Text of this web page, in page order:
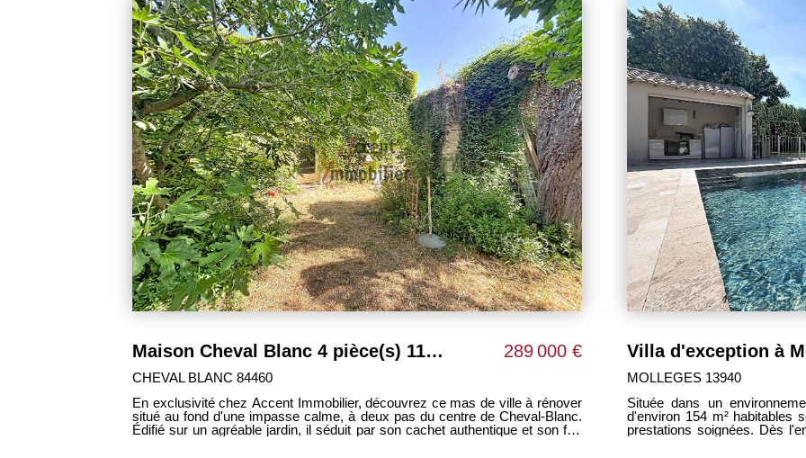
Villa d'exception à Mollégès 154 m² avec jardin et piscine. 665 000 €
MOLLEGES 13940
Située dans un environnement privilégié à Mollégès, cette superbe villa
d'environ 154 m² habitables séduira les amateurs de beaux volumes et de
prestations soignées. Dès l'entrée, vous découvrirez une magnifique pièce
MOLLEGES 13940
Dans un quartier recherché
découvrez cette maison de plain pied à rénover de 106 m² sur 1975 m² de
terrain. Elle se compose